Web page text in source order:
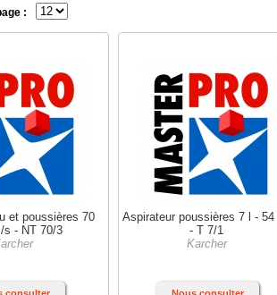
:
et poussières 70
s - NT 70/3
Aspirateur poussières 7 l - 54
- T 7/1
Karcher